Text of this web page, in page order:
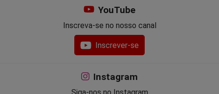
YouTube
Inscreva-se no nosso canal
Inscrever-se
Instagram